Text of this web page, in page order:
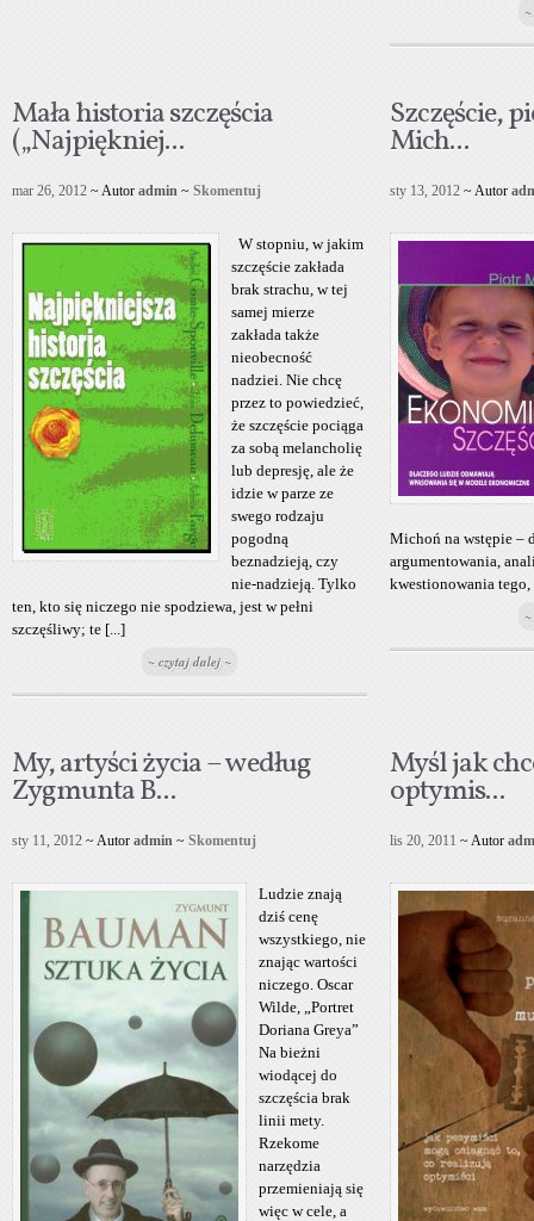
Mała historia szczęścia
(„Najpiękniej...
mar 26, 2012 ~ Autor admin ~ Skomentuj
W stopniu, w jakim
szczęście zakłada
brak strachu, w tej
samej mierze
zakłada także
nieobecność
nadziei. Nie chcę
przez to powiedzieć,
że szczęście pociąga
za sobą melancholię
lub depresję, ale że
idzie w parze ze
swego rodzaju
pogodną
beznadzieją, czy
nie-nadzieją. Tylko
ten, kto się niczego nie spodziewa, jest w pełni
szczęśliwy; te [...]
~ czytaj dalej ~
Szczęście,
Mich...
sty 13, 2012 ~ Autor
Michoń na wstępie –
argumentowania,
kwestionowania tego,
My, artyści życia – według
Zygmunta B...
sty 11, 2012 ~ Autor admin ~ Skomentuj
Ludzie znają
dziś cenę
wszystkiego, nie
znając wartości
niczego. Oscar
Wilde, „Portret
Doriana Greya”
Na bieżni
wiodącej do
szczęścia brak
linii mety.
Rzekome
narzędzia
przemieniają się
więc w cele, a
Myśl jak
optymis...
lis 20, 2011 ~ Autor